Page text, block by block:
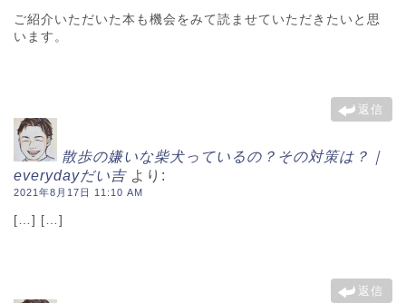
ご紹介いただいた本も機会をみて読ませていただきたいと思
います。
返信
散歩の嫌いな柴犬っているの？その対策は？｜
everydayだい吉 より:
2021年8月17日 11:10 AM
[…] […]
返信